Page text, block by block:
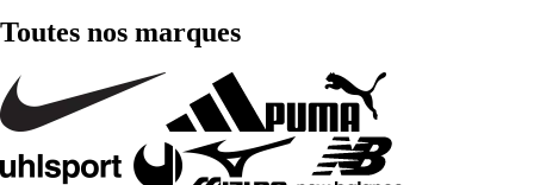
Toutes nos marques